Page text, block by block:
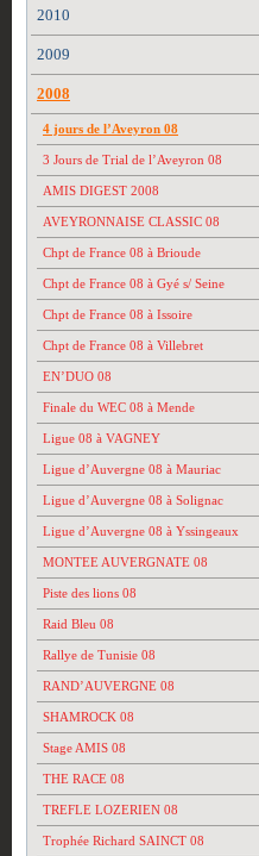
2010
2009
2008
4 jours de l’Aveyron 08
3 Jours de Trial de l’Aveyron 08
AMIS DIGEST 2008
AVEYRONNAISE CLASSIC 08
Chpt de France 08 à Brioude
Chpt de France 08 à Gyé s/ Seine
Chpt de France 08 à Issoire
Chpt de France 08 à Villebret
EN’DUO 08
Finale du WEC 08 à Mende
Ligue 08 à VAGNEY
Ligue d’Auvergne 08 à Mauriac
Ligue d’Auvergne 08 à Solignac
Ligue d’Auvergne 08 à Yssingeaux
MONTEE AUVERGNATE 08
Piste des lions 08
Raid Bleu 08
Rallye de Tunisie 08
RAND’AUVERGNE 08
SHAMROCK 08
Stage AMIS 08
THE RACE 08
TREFLE LOZERIEN 08
Trophée Richard SAINCT 08